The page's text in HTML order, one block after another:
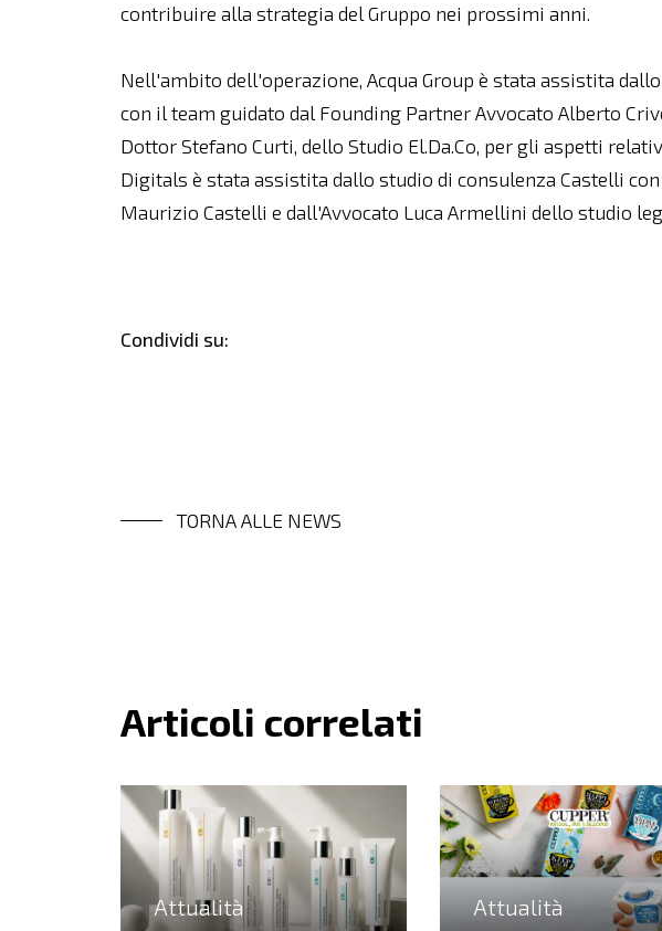
contribuire alla strategia del Gruppo nei prossimi anni.
Nell'ambito dell'operazione, Acqua Group è stata assistita
con il team guidato dal Founding Partner Avvocato Alberto
Dottor Stefano Curti, dello Studio El.Da.Co, per gli aspetti
Digitals è stata assistita dallo studio di consulenza Castelli
Maurizio Castelli e dall'Avvocato Luca Armellini dello studio
Condividi su:
TORNA ALLE NEWS
Articoli correlati
Attualità Attualità